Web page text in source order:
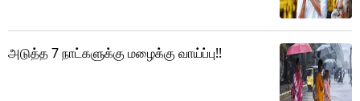
அடுத்த 7 நாட்களுக்கு மழைக்கு வாய்ப்பு!!